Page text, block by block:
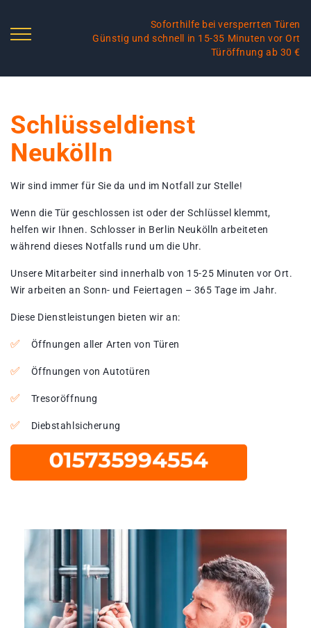
Soforthilfe bei versperrten Türen
Günstig und schnell in 15-35 Minuten vor Ort
Türöffnung ab 30 €
Schlüsseldienst
Neukölln
Wir sind immer für Sie da und im Notfall zur Stelle!
Wenn die Tür geschlossen ist oder der Schlüssel klemmt,
helfen wir Ihnen. Schlosser in Berlin Neukölln arbeiteten
während dieses Notfalls rund um die Uhr.
Unsere Mitarbeiter sind innerhalb von 15-25 Minuten vor Ort.
Wir arbeiten an Sonn- und Feiertagen – 365 Tage im Jahr.
Diese Dienstleistungen bieten wir an:
Öffnungen aller Arten von Türen
Öffnungen von Autotüren
Tresoröffnung
Diebstahlsicherung